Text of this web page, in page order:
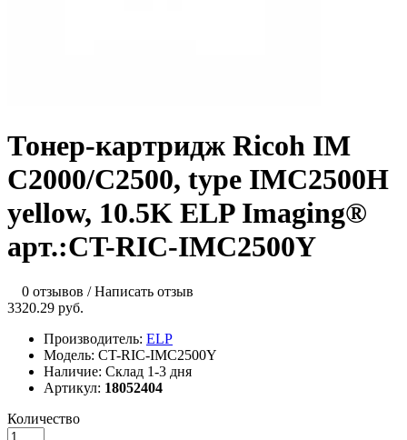
Тонер-картридж Ricoh IM
C2000/C2500, type IMC2500H
yellow, 10.5K ELP Imaging®
арт.:CT-RIC-IMC2500Y
0 отзывов /Написать отзыв
3320.29 руб.
Производитель: ELP
Модель: CT-RIC-IMC2500Y
Наличие: Склад 1-3 дня
Артикул: 18052404
Количество